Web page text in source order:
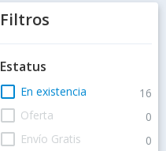
Filtros
Estatus
check_box_outline_blank En existencia 16
check_box_outline_blank Oferta 0
check_box_outline_blank Envío Gratis 0